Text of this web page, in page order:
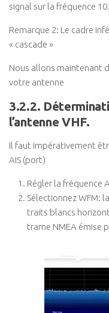
signal sur la fréquence
Remarque 2: Le cadre
« cascade »
Nous allons maintenant
votre antenne
3.2.2.
l’antenne VHF.
Il faut impérativement
AIS (port)
Régler la fréquence
Sélectionnez WFM:
traits blancs
trame NMEA émise